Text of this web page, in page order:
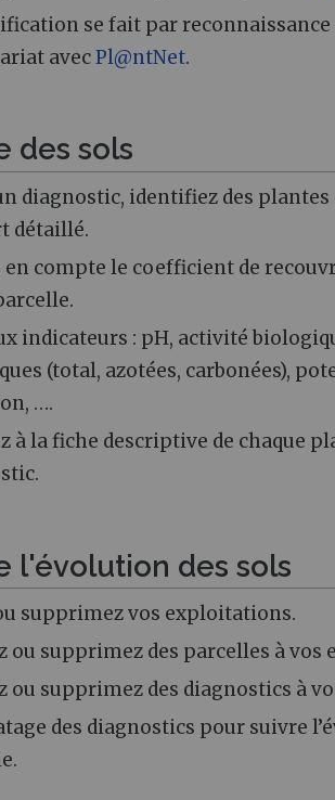
se fait par reconnaissance
avecPl@ntNet.
des sols
diagnostic, identifiez des plantes
détaillé.
en compte le coefficient de
indicateurs : pH, activité
(total, azotées, carbonées),
….
à la fiche descriptive de chaque
l'évolution des sols
supprimez vos exploitations.
ou supprimez des parcelles à vos
ou supprimez des diagnostics à
des diagnostics pour suivre